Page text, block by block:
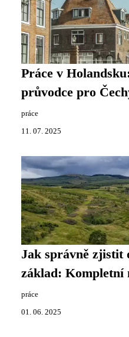
Práce v
průvodce pro
práce
11. 07. 2025
Jak správně zjistit
základ: Kompletní
práce
01. 06. 2025